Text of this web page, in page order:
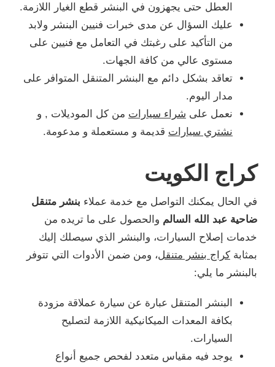
العطل حتى يجهزون في البنشر قطع الغيار اللازمة.
عليك السؤال عن مدى خبرات فنيين البنشر ولابد
من التأكيد على رغبتك في التعامل مع فنيين على
مستوى عالي من كافة الجهات.
تعاقد بشكل دائم مع البنشر المتنقل المتوافر على
مدار اليوم.
نعمل على شراء سيارات من كل الموديلات , و
نشتري سيارات قديمة و مستعملة و مدعومة.
كراج الكويت
في الحال يمكنك التواصل مع خدمة عملاء بنشر متنقل
ضاحية عبد الله السالم والحصول على ما تريده من
خدمات إصلاح السيارات، والبنشر الذي سيصلك إليك
بمثابة كراج بنشر متنقل، ومن ضمن الأدوات التي تتوفر
بالبنشر ما يلي:
البنشر المتنقل عبارة عن سيارة عملاقة مزودة
بكافة المعدات الميكانيكية اللازمة لتصليح
السيارات.
يوجد فيه مقياس متعدد لفحص جميع أنواع